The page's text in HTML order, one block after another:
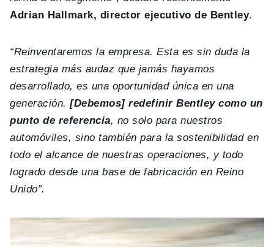
Adrian Hallmark, director ejecutivo de Bentley.
“Reinventaremos la empresa. Esta es sin duda la
estrategia más audaz que jamás hayamos
desarrollado, es una oportunidad única en una
generación.[Debemos] redefinir Bentley como un
punto de referencia, no solo para nuestros
automóviles, sino también para la sostenibilidad en
todo el alcance de nuestras operaciones, y todo
logrado desde una base de fabricación en Reino
Unido”.